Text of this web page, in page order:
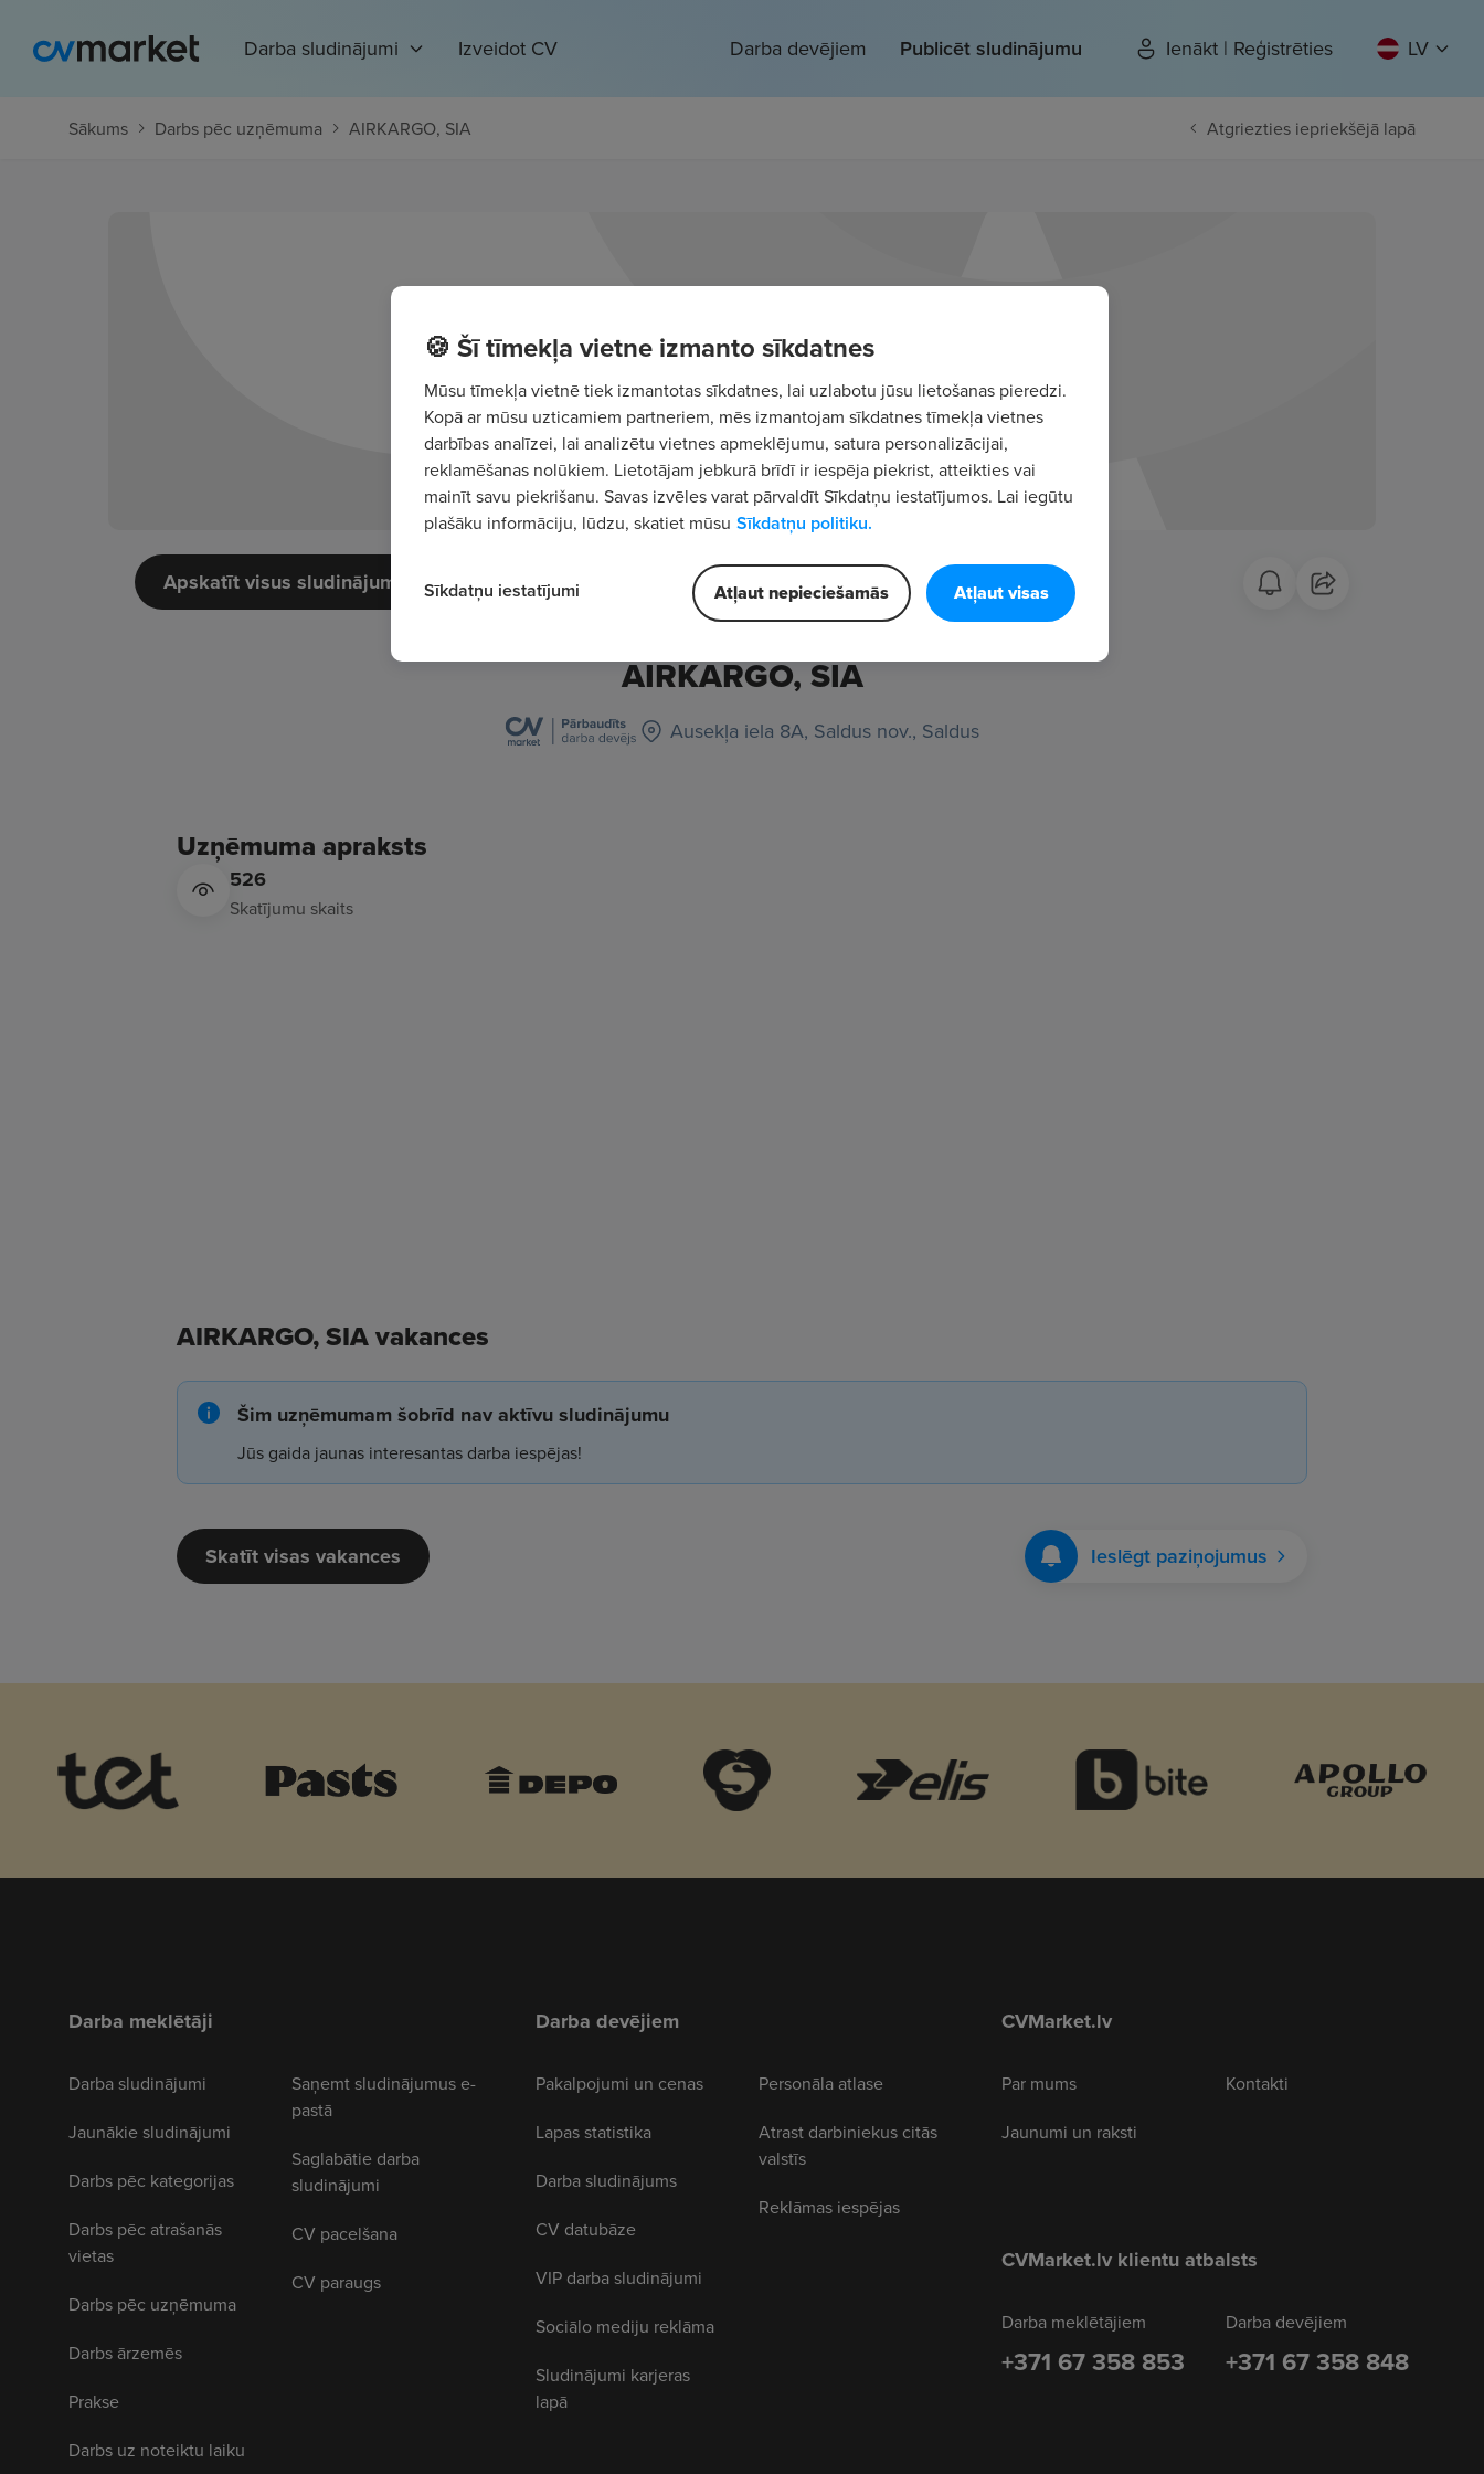
Darba sludinājumi Izveidot CV Darba devējiem Publicēt sludinājumu Ienākt | Reģistrēties LV
Sākums Darbs pēc uzņēmuma AIRKARGO, SIA Atgriezties iepriekšējā lapā
Apskatīt visus sludinājumus
AIRKARGO, SIA
Ausekļa iela 8A, Saldus nov., Saldus
Uzņēmuma apraksts
526
Skatījumu skaits
AIRKARGO, SIA vakances
Šim uzņēmumam šobrīd nav aktīvu sludinājumu
Jūs gaida jaunas interesantas darba iespējas!
Skatīt visas vakances Ieslēgt paziņojumus
Darba meklētāji
Darba sludinājumi
Jaunākie sludinājumi
Darbs pēc kategorijas
Darbs pēc atrašanās
vietas
Darbs pēc uzņēmuma
Darbs ārzemēs
Prakse
Darbs uz noteiktu laiku
Saņemt sludinājumus e-
pastā
Saglabātie darba
sludinājumi
CV pacelšana
CV paraugs
Darba devējiem
Pakalpojumi un cenas
Lapas statistika
Darba sludinājums
CV datubāze
VIP darba sludinājumi
Sociālo mediju reklāma
Sludinājumi karjeras
lapā
Personāla atlase
Atrast darbiniekus citās
valstīs
Reklāmas iespējas
CVMarket.lv
Par mums
Jaunumi un raksti
Kontakti
CVMarket.lv klientu atbalsts
Darba meklētājiem
+371 67 358 853
Darba devējiem
+371 67 358 848
🍪 Šī tīmekļa vietne izmanto sīkdatnes
Mūsu tīmekļa vietnē tiek izmantotas sīkdatnes, lai uzlabotu jūsu lietošanas pieredzi.
Kopā ar mūsu uzticamiem partneriem, mēs izmantojam sīkdatnes tīmekļa vietnes
darbības analīzei, lai analizētu vietnes apmeklējumu, satura personalizācijai,
reklamēšanas nolūkiem. Lietotājam jebkurā brīdī ir iespēja piekrist, atteikties vai
mainīt savu piekrišanu. Savas izvēles varat pārvaldīt Sīkdatņu iestatījumos. Lai iegūtu
plašāku informāciju, lūdzu, skatiet mūsu Sīkdatņu politiku.
Sīkdatņu iestatījumi Atļaut nepieciešamās Atļaut visas